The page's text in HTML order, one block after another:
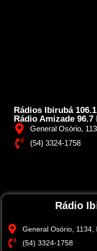
Rádios Ibirubá
Rádio Amizade 96.7
General Osório,
(54) 3324-1758
Rádio
General Osório, 1134,
(54) 3324-1758